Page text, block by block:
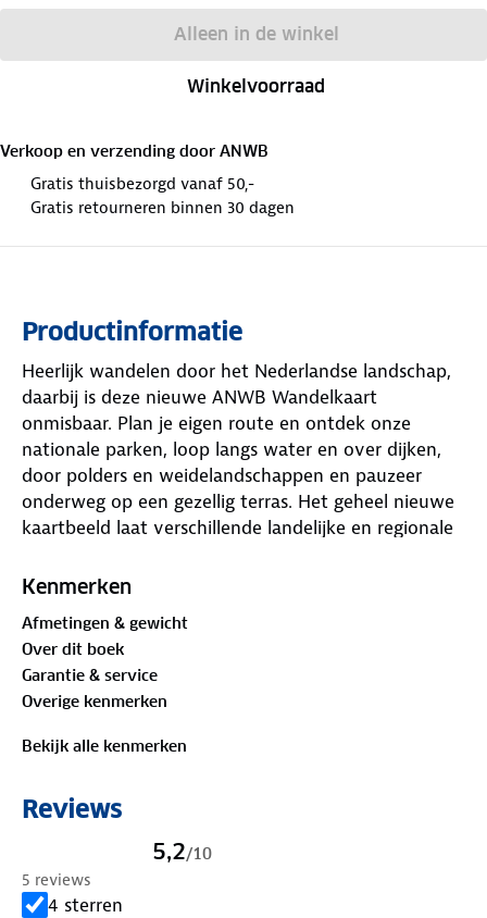
Alleen in de winkel
Winkelvoorraad
Verkoop en verzending door ANWB
Gratis thuisbezorgd vanaf 50,-
Gratis retourneren binnen 30 dagen
Productinformatie
Heerlijk wandelen door het Nederlandse landschap,
daarbij is deze nieuwe ANWB Wandelkaart
onmisbaar. Plan je eigen route en ontdek onze
nationale parken, loop langs water en over dijken,
door polders en weidelandschappen en pauzeer
onderweg op een gezellig terras. Het geheel nieuwe
kaartbeeld laat verschillende landelijke en regionale
Wandelpaden), streekpaden en knooppunten. De
horeca, musea en toeristische informatie. In totaal
zijn er 40 wandelregiokaarten verkrijgbaar.
Kenmerken
Afmetingen & gewicht
Over dit boek
Garantie & service
Overige kenmerken
Bekijk alle kenmerken
Reviews
5,2/10
5 reviews
4 sterren